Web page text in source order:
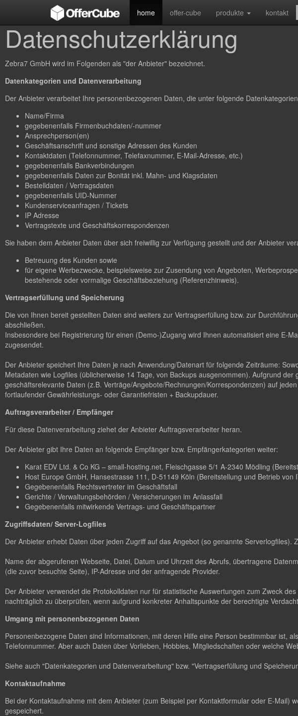
home offer-cube produkte kontakt
Datenschutzerklärung
Zebra7 GmbH wird im Folgenden als "der Anbieter" bezeichnet.
Datenkategorien und Datenverarbeitung
Der Anbieter verarbeitet Ihre personenbezogenen Daten, die unter folgende
Name/Firma
gegebenenfalls Firmenbuchdaten/-nummer
Ansprechperson(en)
Geschäftsanschrift und sonstige Adressen des Kunden
Kontaktdaten (Telefonnummer, Telefaxnummer, E-Mail-Adresse, etc.)
gegebenenfalls Bankverbindungen
gegebenenfalls Daten zur Bonität inkl. Mahn- und Klagsdaten
Bestelldaten / Vertragsdaten
gegebenenfalls UID-Nummer
Kundenserviceanfragen / Tickets
IP Adresse
Vertragstexte und Geschäftskorrespondenzen
Sie haben dem Anbieter Daten über sich freiwillig zur Verfügung gestellt und der Anbieter
Betreuung des Kunden sowie
für eigene Werbezwecke, beispielsweise zur Zusendung von Angeboten,
bestehende oder vormalige Geschäftsbeziehung (Referenzhinweis).
Vertragserfüllung und Speicherung
Die von Ihnen bereit gestellten Daten sind weiters zur Vertragserfüllung bzw. zur
abschließen.
Insbesondere bei Registrierung für einen (Demo-)Zugang wird Ihnen automatisiert eine E-
zugesendet.
Der Anbieter speichert Ihre Daten je nach Anwendung/Datenart für folgende Zeiträume:
Metadaten wie Logfiles (üblicherweise 14 Tage, von Backups ausgenommen). Aufgrund
geschäftsrelevante Daten (z.B. Verträge/Angebote/Rechnungen/Korrespondenzen) auf
fortlaufender Gewährleistungs- oder Garantiefristen + Backupdauer.
Auftragsverarbeiter / Empfänger
Für diese Datenverarbeitung ziehet der Anbieter Auftragsverarbeiter heran.
Der Anbieter gibt Ihre Daten an folgende Empfänger bzw. Empfängerkategorien weiter:
Karat EDV Ltd. & Co KG – small-hosting.net, Fleischgasse 5/1 A-2340 Mödling
Host Europe GmbH, Hansestrasse 111, D-51149 Köln (Bereitstellung und Betrieb von
Gegebenenfalls Rechtsvertreter im Geschäftsfall
Gerichte / Verwaltungsbehörden / Versicherungen im Anlassfall
Gegebenenfalls mitwirkende Vertrags- und Geschäftspartner
Zugriffsdaten/ Server-Logfiles
Der Anbieter erhebt Daten über jeden Zugriff auf das Angebot (so genannte Serverlogfiles).
Name der abgerufenen Webseite, Datei, Datum und Uhrzeit des Abrufs, übertragene
(die zuvor besuchte Seite), IP-Adresse und der anfragende Provider.
Der Anbieter verwendet die Protokolldaten nur für statistische Auswertungen zum Zweck
nachträglich zu überprüfen, wenn aufgrund konkreter Anhaltspunkte der berechtigte
Umgang mit personenbezogenen Daten
Personenbezogene Daten sind Informationen, mit deren Hilfe eine Person bestimmbar ist,
Telefonnummer. Aber auch Daten über Vorlieben, Hobbies, Mitgliedschaften oder welche
Siehe auch "Datenkategorien und Datenverarbeitung" bzw. "Vertragserfüllung und
Kontaktaufnahme
Bei der Kontaktaufnahme mit dem Anbieter (zum Beispiel per Kontaktformular oder E-
gespeichert.